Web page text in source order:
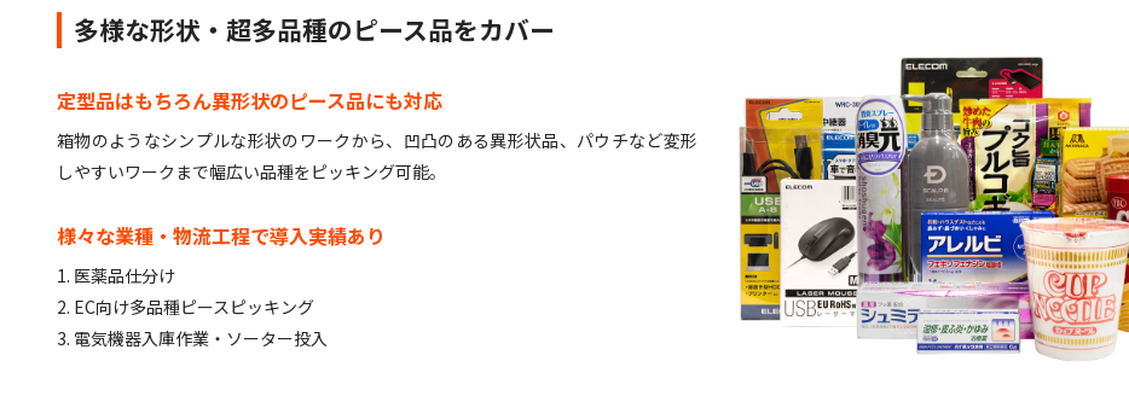
多様な形状・超多品種のピース品をカバー
定型品はもちろん異形状のピース品にも対応
箱物のようなシンプルな形状のワークから、凹凸のある異形状品、パウチなど変形
しやすいワークまで幅広い品種をピッキング可能。
様々な業種・物流工程で導入実績あり
1. 医薬品仕分け
2. EC向け多品種ピースピッキング
3. 電気機器入庫作業・ソーター投入